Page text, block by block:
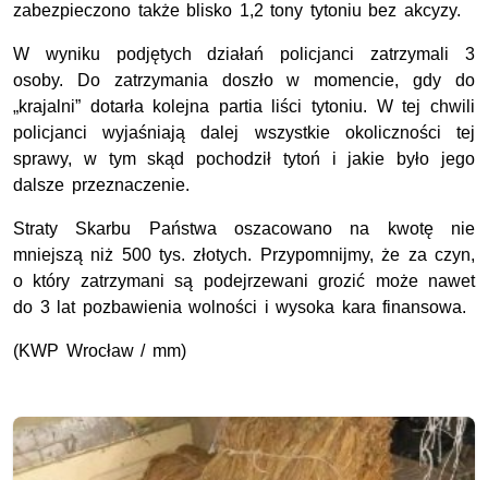
zabezpieczono także blisko 1,2 tony tytoniu bez akcyzy.
W wyniku podjętych działań policjanci zatrzymali 3
osoby. Do zatrzymania doszło w momencie, gdy do
„krajalni” dotarła kolejna partia liści tytoniu. W tej chwili
policjanci wyjaśniają dalej wszystkie okoliczności tej
sprawy, w tym skąd pochodził tytoń i jakie było jego
dalsze przeznaczenie.
Straty Skarbu Państwa oszacowano na kwotę nie
mniejszą niż 500 tys. złotych. Przypomnijmy, że za czyn,
o który zatrzymani są podejrzewani grozić może nawet
do 3 lat pozbawienia wolności i wysoka kara finansowa.
(KWP Wrocław / mm)